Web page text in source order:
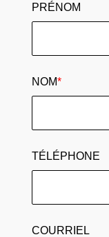
PRÉNOM
NOM*
TÉLÉPHONE
COURRIEL